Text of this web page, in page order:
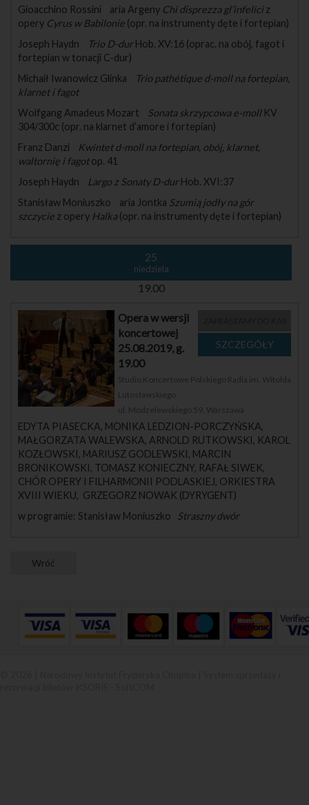
Gioacchino Rossini aria Argeny Chi disprezza gl’infeliciz
opery Cyrus w Babilonie (opr. na instrumenty dęte i fortepian)
Joseph Haydn
Trio D-durHob. XV:16 (oprac. na obój, fagot i
fortepian w tonacji C-dur)
Michaił Iwanowicz Glinka
Trio pathétique d-moll na fortepian,
klarnet i fagot
Wolfgang Amadeus Mozart Sonata skrzypcowa e-mollKV
304/300c (opr. na klarnet d’amore i fortepian)
Franz Danzi
Kwintet d-moll na fortepian, obój, klarnet,
waltornię i fagotop. 41
Joseph Haydn
Largo z Sonaty D-durHob. XVI:37
Stanisław Moniuszko aria Jontka Szumią jodły na gór
szczycie z opery Halka(opr. na instrumenty dęte i fortepian)
25
niedziela
19.00
Opera w wersji
koncertowej
25.08.2019, g.
19.00
Studio Koncertowe Polskiego Radia im. Witolda
Lutosławskiego
ul. Modzelewskiego 59, Warszawa
EDYTA PIASECKA, MONIKA LEDZION-PORCZYŃSKA,
MAŁGORZATA WALEWSKA, ARNOLD RUTKOWSKI, KAROL
KOZŁOWSKI, MARIUSZ GODLEWSKI, MARCIN
BRONIKOWSKI, TOMASZ KONIECZNY, RAFAŁ SIWEK,
CHÓR OPERY I FILHARMONII PODLASKIEJ, ORKIESTRA
XVIII WIEKU, GRZEGORZ NOWAK (DYRYGENT)
w programie: Stanisław Moniuszko Straszny dwór